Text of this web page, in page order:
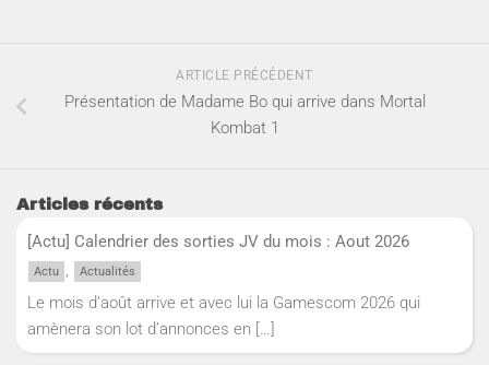
ARTICLE PRÉCÉDENT
Présentation de Madame Bo qui arrive dans Mortal
Kombat 1
Articles récents
[Actu] Calendrier des sorties JV du mois : Aout 2026
Actu , Actualités
Le mois d’août arrive et avec lui la Gamescom 2026 qui
amènera son lot d’annonces en […]